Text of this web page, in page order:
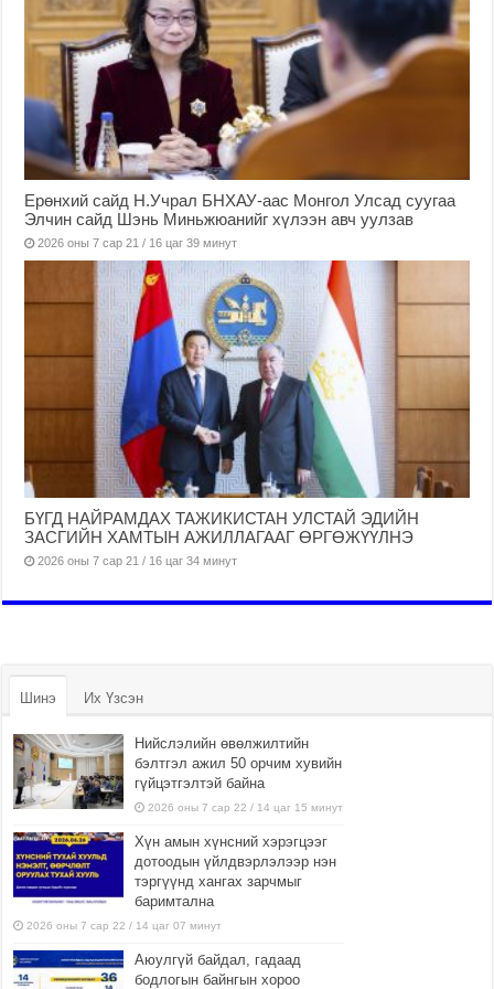
Ерөнхий сайд Н.Учрал БНХАУ-аас Монгол Улсад суугаа
Элчин сайд Шэнь Миньжюанийг хүлээн авч уулзав
2026 оны 7 сар 21 / 16 цаг 39 минут
БҮГД НАЙРАМДАХ ТАЖИКИСТАН УЛСТАЙ ЭДИЙН
ЗАСГИЙН ХАМТЫН АЖИЛЛАГААГ ӨРГӨЖҮҮЛНЭ
2026 оны 7 сар 21 / 16 цаг 34 минут
Шинэ Их Үзсэн
Нийслэлийн өвөлжилтийн
бэлтгэл ажил 50 орчим хувийн
гүйцэтгэлтэй байна
2026 оны 7 сар 22 / 14 цаг 15 минут
Хүн амын хүнсний хэрэгцээг
дотоодын үйлдвэрлэлээр нэн
тэргүүнд хангах зарчмыг
баримтална
2026 оны 7 сар 22 / 14 цаг 07 минут
Аюулгүй байдал, гадаад
бодлогын байнгын хороо